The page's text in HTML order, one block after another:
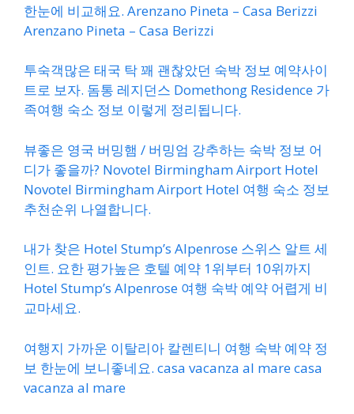
한눈에 비교해요. Arenzano Pineta – Casa Berizzi
Arenzano Pineta – Casa Berizzi
투숙객많은 태국 탁 꽤 괜찮았던 숙박 정보 예약사이
트로 보자. 돔통 레지던스 Domethong Residence 가
족여행 숙소 정보 이렇게 정리됩니다.
뷰좋은 영국 버밍햄 / 버밍엄 강추하는 숙박 정보 어
디가 좋을까? Novotel Birmingham Airport Hotel
Novotel Birmingham Airport Hotel 여행 숙소 정보
추천순위 나열합니다.
내가 찾은 Hotel Stump’s Alpenrose 스위스 알트 세
인트. 요한 평가높은 호텔 예약 1위부터 10위까지
Hotel Stump’s Alpenrose 여행 숙박 예약 어렵게 비
교마세요.
여행지 가까운 이탈리아 칼렌티니 여행 숙박 예약 정
보 한눈에 보니좋네요. casa vacanza al mare casa
vacanza al mare